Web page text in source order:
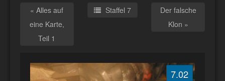
« Alles auf
eine Karte,
Teil 1
Staffel 7
Der falsche
Klon »
7.02